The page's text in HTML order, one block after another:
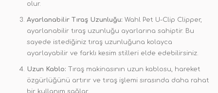
olur.
Ayarlanabilir Tıraş Uzunluğu: Wahl Pet U-Clip Clipper,
ayarlanabilir tıraş uzunluğu ayarlarına sahiptir. Bu
sayede istediğiniz tıraş uzunluğuna kolayca
ayarlayabilir ve farklı kesim stilleri elde edebilirsiniz.
Uzun Kablo: Tıraş makinasının uzun kablosu, hareket
özgürlüğünü artırır ve tıraş işlemi sırasında daha rahat
bir kullanım sağlar.